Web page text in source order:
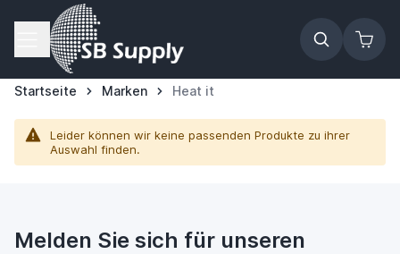
Zum Inhalt springen
Startseite Marken Heat it
Leider können wir keine passenden Produkte zu ihrer
Auswahl finden.
Melden Sie sich für unseren